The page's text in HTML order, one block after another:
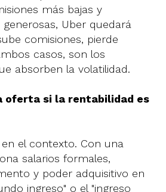
más bajas y
Uber quedará
comisiones, pierde
casos, son los
absorben la volatilidad.
oferta si la rentabilidad es
el contexto. Con una
salarios formales,
y poder adquisitivo en
ingreso" o el "ingreso